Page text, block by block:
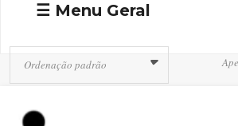
☰ Menu Geral
Ordenação padrão